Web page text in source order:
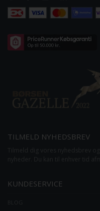
TILMELD NYHEDSBREV
KUNDESERVICE